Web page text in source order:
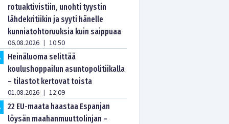
rotuaktivistiin, unohti tyystin
lähdekritiikin ja syyti hänelle
kunniatohtoruuksia kuin saippuaa
06.08.2026 | 10:50
.
Heinäluoma selittää
koulushoppailun asuntopolitiikalla
– tilastot kertovat toista
01.08.2026 | 12:09
22 EU-maata haastaa Espanjan
löysän maahanmuuttolinjan –